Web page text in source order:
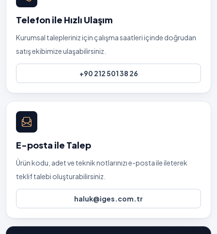
Telefon ile Hızlı Ulaşım
Kurumsal talepleriniz için çalışma saatleri içinde doğrudan
satış ekibimize ulaşabilirsiniz.
+90 212 501 38 26
E-posta ile Talep
Ürün kodu, adet ve teknik notlarınızı e-posta ile ileterek
teklif talebi oluşturabilirsiniz.
haluk@iges.com.tr